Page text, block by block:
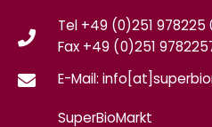
Tel +49 (0)251 978225
Fax +49 (0)251
E-Mail:
SuperBioMarkt